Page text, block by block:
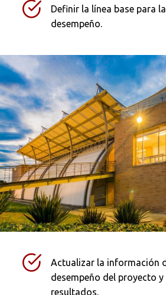
Definir la línea base para
desempeño.
Actualizar la información
desempeño del proyecto
resultados.